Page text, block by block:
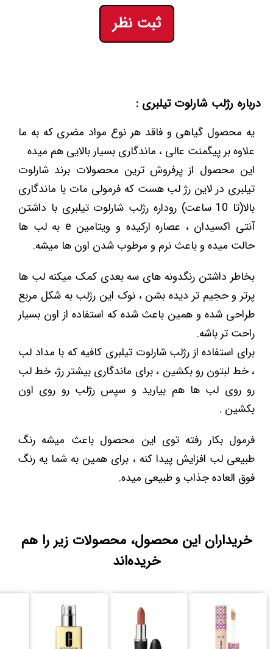
ثبت نظر
درباره رژلب شارلوت تیلبری :
یه محصول گیاهی و فاقد هر نوع مواد مضری که به ما
علاوه بر پیگمنت عالی ، ماندگاری بسیار بالایی هم میده
این محصول از پرفروش ترین محصولات برند شارلوت
تیلبری در لاین رژ لب هست که فرمولی مات با ماندگاری
بالا(تا 10 ساعت) روداره رژلب شارلوت تیلبری با داشتن
آنتی اکسیدان ، عصاره ارکیده و ویتامین e به لب ها
حالت میده و باعث نرم و مرطوب شدن اون ها میشه.
بخاطر داشتن رنگدونه های سه بعدی کمک میکنه لب ها
پرتر و حجیم تر دیده بشن ، نوک این رژلب به شکل مربع
طراحی شده و همین باعث شده که استفاده از اون بسیار
راحت تر باشه.
برای استفاده از رژلب شارلوت تیلبری کافیه که با مداد لب
، خط لبتون رو بکشین ، برای ماندگاری بیشتر رژ، خط لب
رو روی لب ها هم بیارید و سپس رژلب رو روی اون
بکشین .
فرمول بکار رفته توی این محصول باعث میشه رنگ
طبیعی لب افزایش پیدا کنه ، برای همین به شما یه رنگ
فوق العاده جذاب و طبیعی میده.
خریداران این محصول، محصولات زیر را هم
خریده‌اند